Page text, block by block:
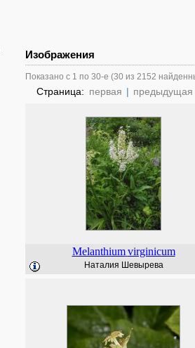
Изображения
Показано с 1 по 30-е (30 из 2152
Страница: первая | предыдущая
Melanthium virginicum
Наталия Шевырева